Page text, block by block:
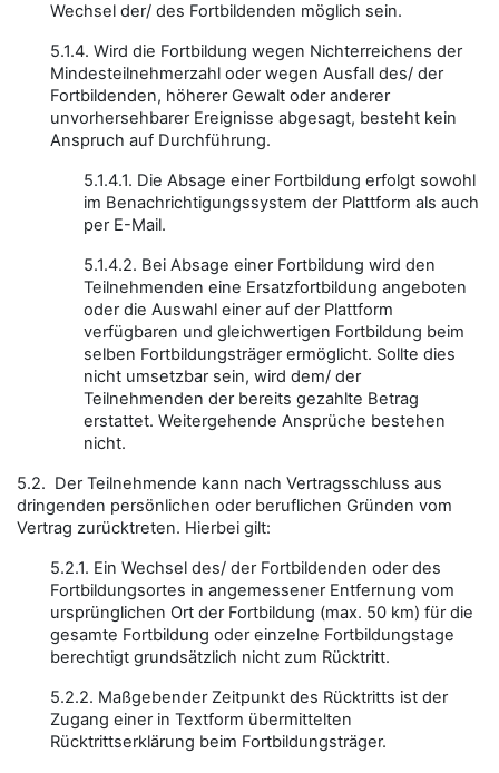
Wechsel der/ des Fortbildenden möglich sein.
5.1.4. Wird die Fortbildung wegen Nichterreichens der
Mindesteilnehmerzahl oder wegen Ausfall des/ der
Fortbildenden, höherer Gewalt oder anderer
unvorhersehbarer Ereignisse abgesagt, besteht kein
Anspruch auf Durchführung.
5.1.4.1. Die Absage einer Fortbildung erfolgt sowohl
im Benachrichtigungssystem der Plattform als auch
per E-Mail.
5.1.4.2. Bei Absage einer Fortbildung wird den
Teilnehmenden eine Ersatzfortbildung angeboten
oder die Auswahl einer auf der Plattform
verfügbaren und gleichwertigen Fortbildung beim
selben Fortbildungsträger ermöglicht. Sollte dies
nicht umsetzbar sein, wird dem/ der
Teilnehmenden der bereits gezahlte Betrag
erstattet. Weitergehende Ansprüche bestehen
nicht.
5.2. Der Teilnehmende kann nach Vertragsschluss aus
dringenden persönlichen oder beruflichen Gründen vom
Vertrag zurücktreten. Hierbei gilt:
5.2.1. Ein Wechsel des/ der Fortbildenden oder des
Fortbildungsortes in angemessener Entfernung vom
ursprünglichen Ort der Fortbildung (max. 50 km) für die
gesamte Fortbildung oder einzelne Fortbildungstage
berechtigt grundsätzlich nicht zum Rücktritt.
5.2.2. Maßgebender Zeitpunkt des Rücktritts ist der
Zugang einer in Textform übermittelten
Rücktrittserklärung beim Fortbildungsträger.